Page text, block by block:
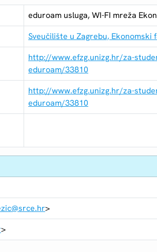
eduroam usluga, WI-FI mreža
Sveučilište u Zagrebu, Ekonomski
http://www.efzg.unizg.hr/za-
eduroam/33810
http://www.efzg.unizg.hr/za-
eduroam/33810
>
>